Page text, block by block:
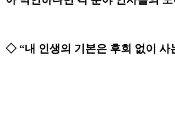
◇ “내 인생의 기본은 후회 없이 사